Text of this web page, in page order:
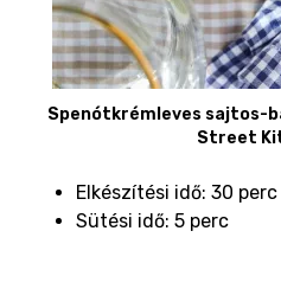
Spenótkrémleves sajtos-
Street
Elkészítési idő: 30 perc
Sütési idő: 5 perc